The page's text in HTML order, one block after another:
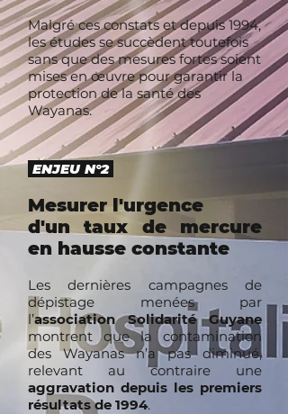
Malgré ces constats et depuis 1994,
les études se succèdent toutefois
sans que des mesures fortes soient
mises en œuvre pour garantir la
protection de la santé des
Wayanas.
ENJEU N°2
Mesurer l'urgence
d'un taux de mercure
en hausse constante
Les dernières campagnes de
dépistage menées par
l’association Solidarité Guyane
montrent que la contamination
des Wayanas n’a pas diminué,
relevant au contraire une
aggravation depuis les premiers
résultats de 1994.